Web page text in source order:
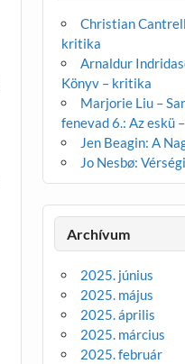
Christian
kritika
Arnaldur
Könyv – kritika
Marjorie Liu –
fenevad 6.: Az eskü
Jen Beagin: A
Jo Nesbø:
Archívum
2025. június
2025. május
2025. április
2025. március
2025. február